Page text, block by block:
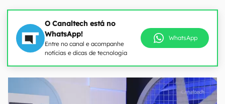
O Canaltech está no
WhatsApp!
Entre no canal e acompanhe
notícias e dicas de tecnologia
WhatsApp